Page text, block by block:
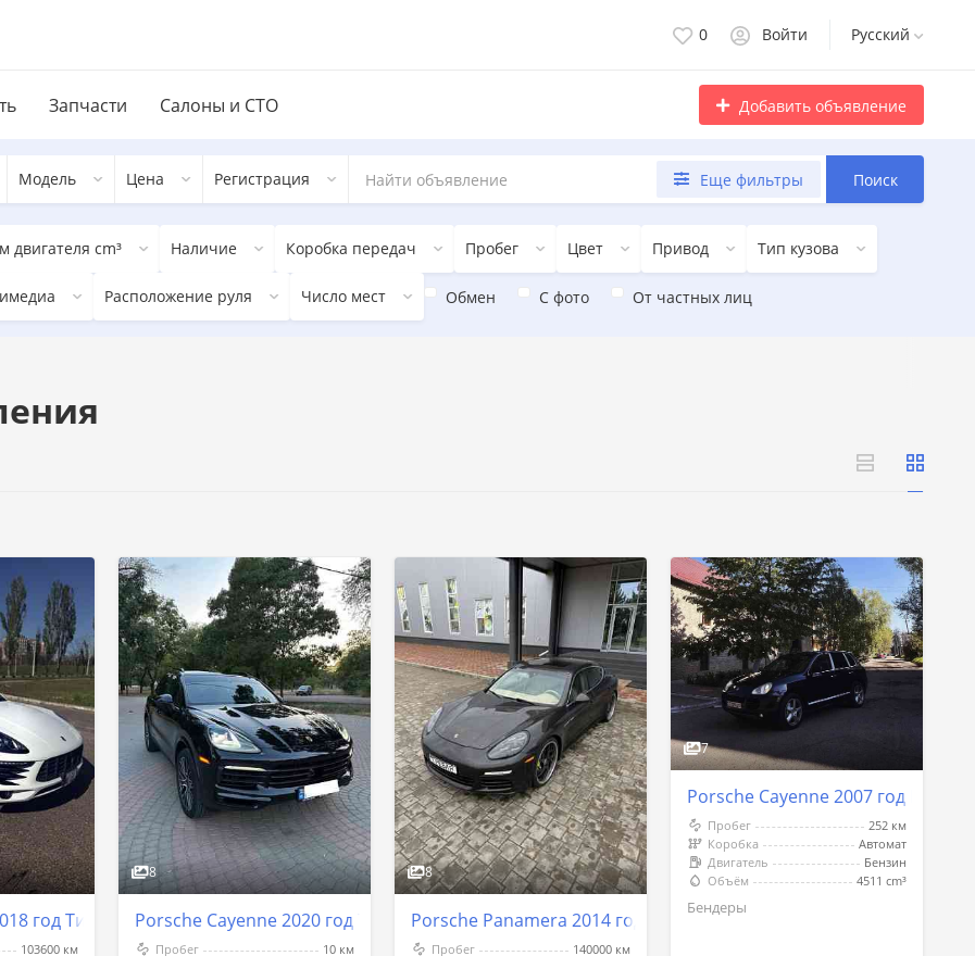
0 Войти Русский
Запчасти Салоны и СТО Добавить объявление
Модель Цена Регистрация Еще фильтры Поиск
двигателя cm³ Наличие Коробка передач Пробег Цвет Привод Тип кузова
Расположение руля Число мест Обмен С фото От частных лиц
год Тирасполь
103600 км
8
Porsche Cayenne 2020 год Тирасполь
Пробег
10 км
8
Porsche Panamera 2014 год Бендеры
Пробег
140000 км
7
Porsche Cayenne 2007 год
Пробег
252 км
Коробка
Автомат
Двигатель
Бензин
Объём
4511 cm³
Бендеры